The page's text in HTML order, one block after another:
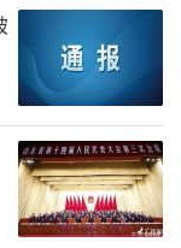
北京最陶然
“北京四众
南省洋洋得
股50%的股
七剑文化传播
京真乐道投资